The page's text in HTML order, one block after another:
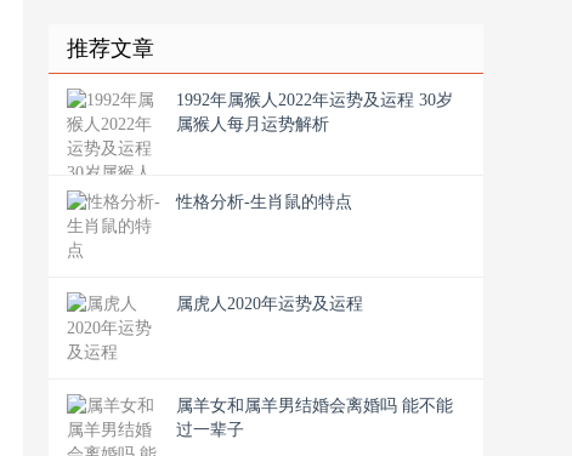
推荐文章
1992年属猴人2022年运势及运程 30岁
属猴人每月运势解析
性格分析-生肖鼠的特点
属虎人2020年运势及运程
属羊女和属羊男结婚会离婚吗 能不能
过一辈子